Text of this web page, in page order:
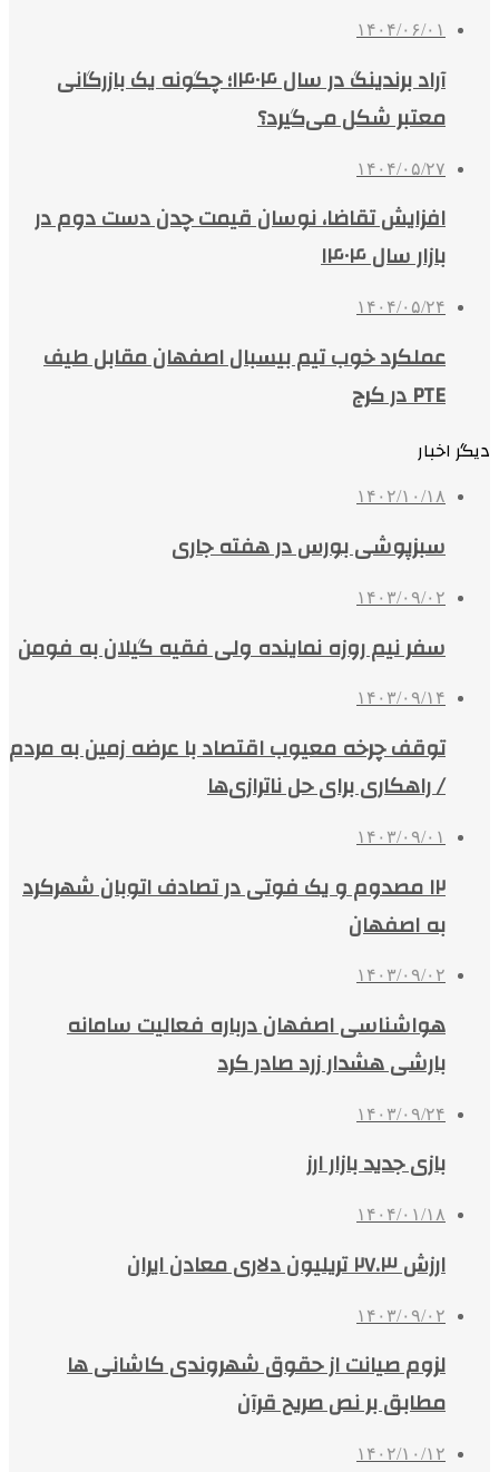
۱۴۰۴/۰۶/۰۱
آراد برندینگ در سال ۱۴۰۴؛ چگونه یک بازرگانی
معتبر شکل می‌گیرد؟
۱۴۰۴/۰۵/۲۷
افزایش تقاضا، نوسان قیمت چدن دست دوم در
بازار سال ۱۴۰۴
۱۴۰۴/۰۵/۲۴
عملکرد خوب تیم بیسبال اصفهان مقابل طیف
PTE در کرج
دیگر اخبار
۱۴۰۲/۱۰/۱۸
سبزپوشی بورس در هفته جاری
۱۴۰۳/۰۹/۰۲
سفر نیم روزه نماینده ولی فقیه گیلان به فومن
۱۴۰۳/۰۹/۱۴
توقف چرخه معیوب اقتصاد با عرضه زمین به مردم
/ راهکاری برای حل ناترازی‌ها
۱۴۰۳/۰۹/۰۱
۱۲ مصدوم و یک فوتی در تصادف اتوبان شهرکرد
به اصفهان
۱۴۰۳/۰۹/۰۲
هواشناسی اصفهان درباره فعالیت سامانه
بارشی هشدار زرد صادر کرد
۱۴۰۳/۰۹/۲۴
بازی جدید بازار ارز
۱۴۰۴/۰۱/۱۸
ارزش ۲۷.۳ تریلیون دلاری معادن ایران
۱۴۰۳/۰۹/۰۲
لزوم صیانت از حقوق شهروندی کاشانی ها
مطابق بر نص صریح قرآن
۱۴۰۲/۱۰/۱۲